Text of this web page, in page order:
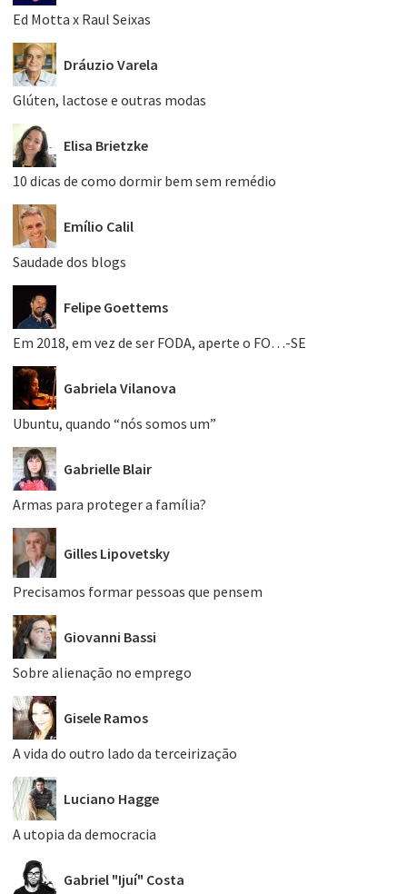
Ed Motta x Raul Seixas
Dráuzio Varela
Glúten, lactose e outras modas
Elisa Brietzke
10 dicas de como dormir bem sem remédio
Emílio Calil
Saudade dos blogs
Felipe Goettems
Em 2018, em vez de ser FODA, aperte o FO…-SE
Gabriela Vilanova
Ubuntu, quando “nós somos um”
Gabrielle Blair
Armas para proteger a família?
Gilles Lipovetsky
Precisamos formar pessoas que pensem
Giovanni Bassi
Sobre alienação no emprego
Gisele Ramos
A vida do outro lado da terceirização
Luciano Hagge
A utopia da democracia
Gabriel "Ijuí" Costa